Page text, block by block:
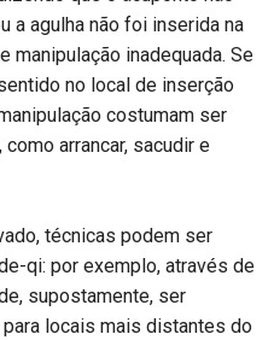
a agulha não foi inserida na
manipulação inadequada. Se
no local de inserção
costumam ser
arrancar, sacudir e
técnicas podem ser
qi: por exemplo, através de
supostamente, ser
locais mais distantes do